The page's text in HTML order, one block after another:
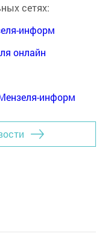
сетях:
информ
онлайн
информ